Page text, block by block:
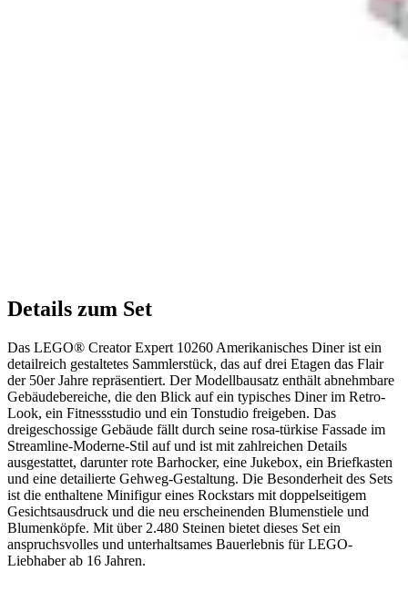
Details zum Set
Das LEGO® Creator Expert 10260 Amerikanisches Diner ist ein
detailreich gestaltetes Sammlerstück, das auf drei Etagen das Flair
der 50er Jahre repräsentiert. Der Modellbausatz enthält abnehmbare
Gebäudebereiche, die den Blick auf ein typisches Diner im Retro-
Look, ein Fitnessstudio und ein Tonstudio freigeben. Das
dreigeschossige Gebäude fällt durch seine rosa-türkise Fassade im
Streamline-Moderne-Stil auf und ist mit zahlreichen Details
ausgestattet, darunter rote Barhocker, eine Jukebox, ein Briefkasten
und eine detailierte Gehweg-Gestaltung. Die Besonderheit des Sets
ist die enthaltene Minifigur eines Rockstars mit doppelseitigem
Gesichtsausdruck und die neu erscheinenden Blumenstiele und
Blumenköpfe. Mit über 2.480 Steinen bietet dieses Set ein
anspruchsvolles und unterhaltsames Bauerlebnis für LEGO-
Liebhaber ab 16 Jahren.